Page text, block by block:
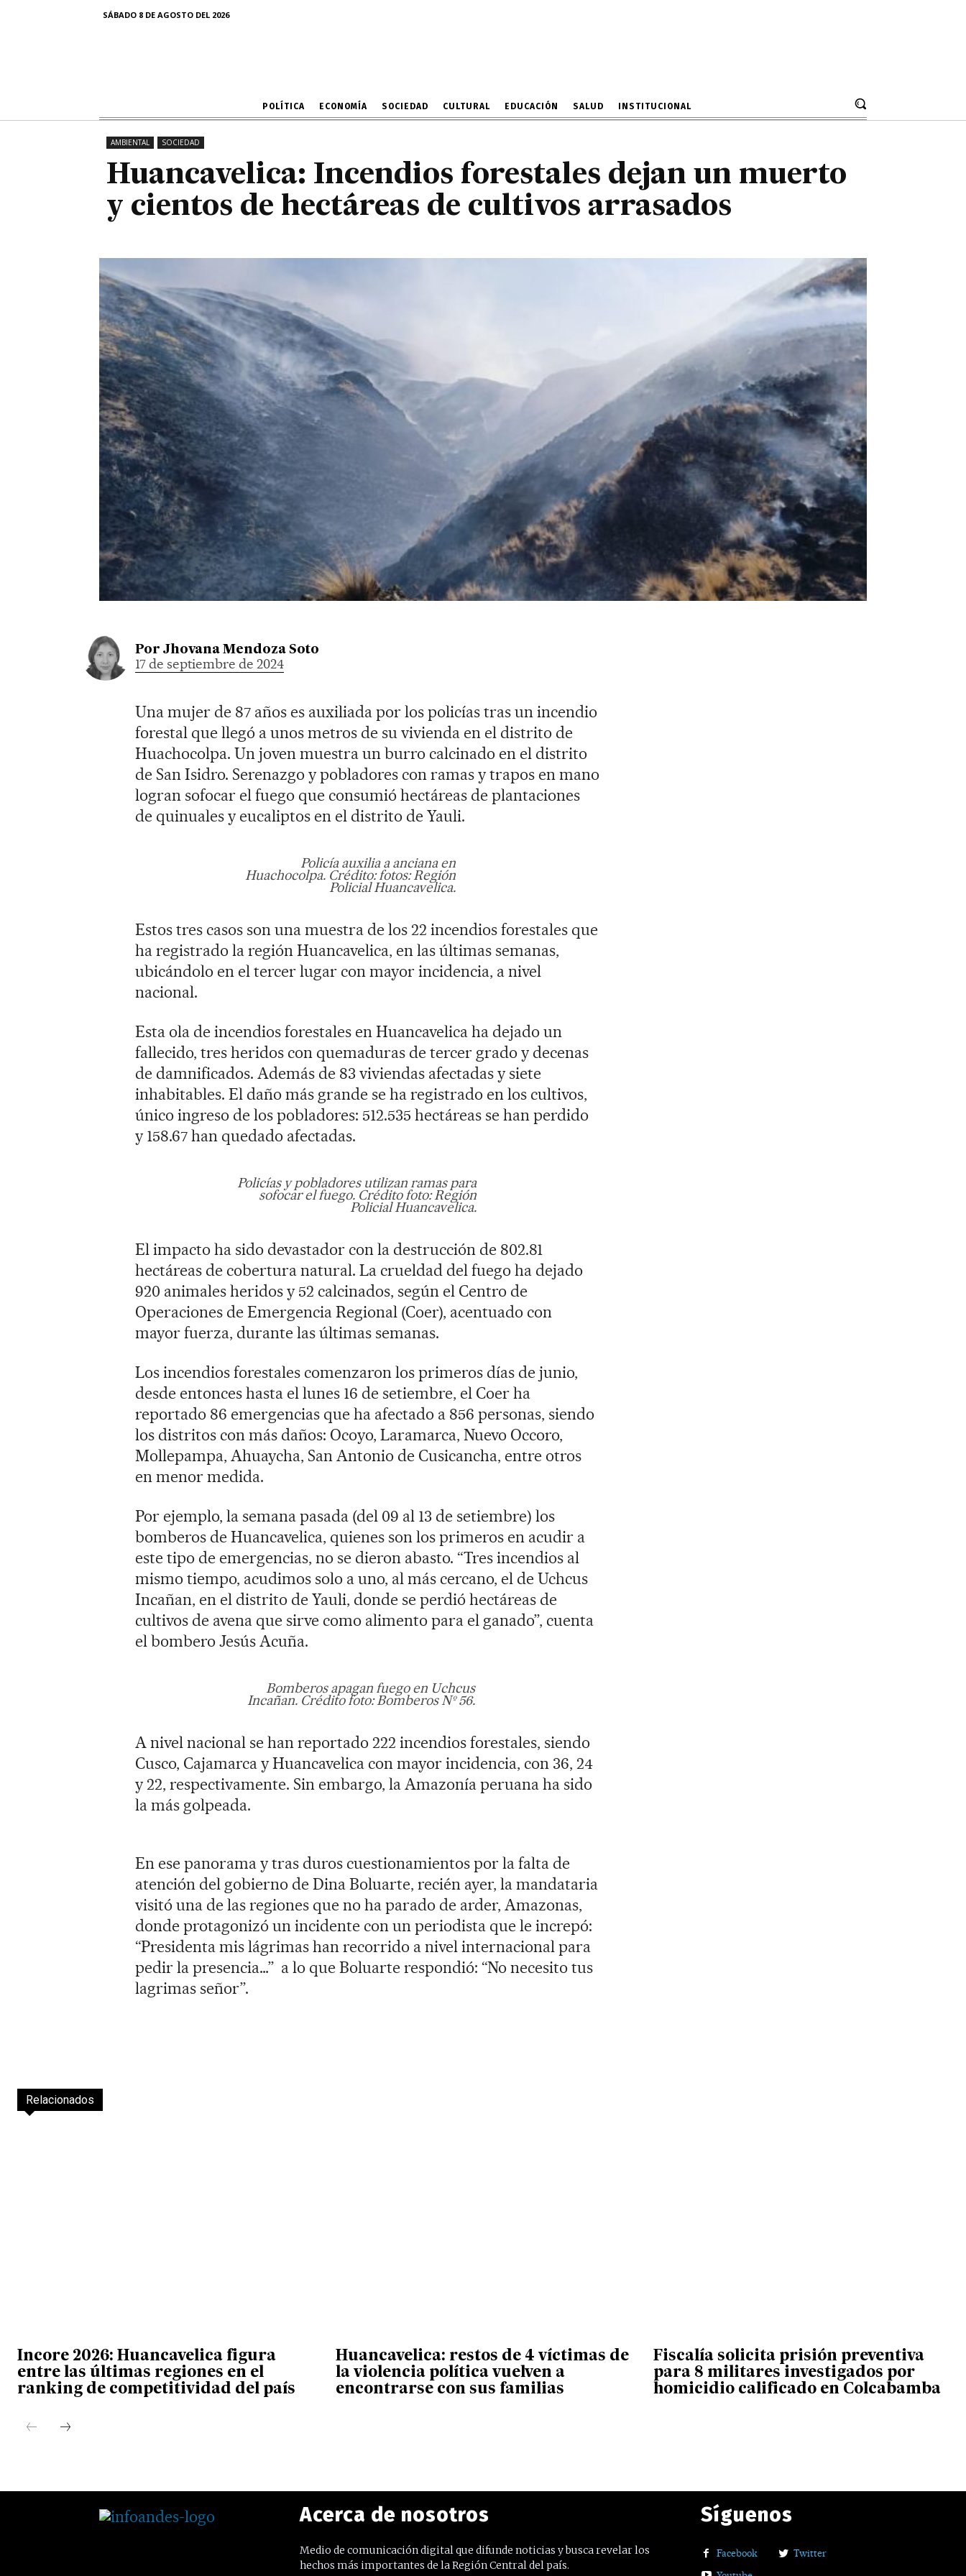
SÁBADO 8 DE AGOSTO DEL 2026
POLÍTICA ECONOMÍA SOCIEDAD CULTURAL EDUCACIÓN SALUD INSTITUCIONAL
Huancavelica: Incendios forestales dejan un muerto
AMBIENTAL SOCIEDAD
Huancavelica: Incendios forestales dejan un muerto
y cientos de hectáreas de cultivos arrasados
Por Jhovana Mendoza Soto
17 de septiembre de 2024
Una mujer de 87 años es auxiliada por los policías tras un incendio
forestal que llegó a unos metros de su vivienda en el distrito de
Huachocolpa. Un joven muestra un burro calcinado en el distrito
de San Isidro. Serenazgo y pobladores con ramas y trapos en mano
logran sofocar el fuego que consumió hectáreas de plantaciones
de quinuales y eucaliptos en el distrito de Yauli.
Policía auxilia a anciana en
Huachocolpa. Crédito: fotos: Región
Policial Huancavelica.
Estos tres casos son una muestra de los 22 incendios forestales que
ha registrado la región Huancavelica, en las últimas semanas,
ubicándolo en el tercer lugar con mayor incidencia, a nivel
nacional.
Esta ola de incendios forestales en Huancavelica ha dejado un
fallecido, tres heridos con quemaduras de tercer grado y decenas
de damnificados. Además de 83 viviendas afectadas y siete
inhabitables. El daño más grande se ha registrado en los cultivos,
único ingreso de los pobladores: 512.535 hectáreas se han perdido
y 158.67 han quedado afectadas.
Policías y pobladores utilizan ramas para
sofocar el fuego. Crédito foto: Región
Policial Huancavelica.
El impacto ha sido devastador con la destrucción de 802.81
hectáreas de cobertura natural. La crueldad del fuego ha dejado
920 animales heridos y 52 calcinados, según el Centro de
Operaciones de Emergencia Regional (Coer), acentuado con
mayor fuerza, durante las últimas semanas.
Los incendios forestales comenzaron los primeros días de junio,
desde entonces hasta el lunes 16 de setiembre, el Coer ha
reportado 86 emergencias que ha afectado a 856 personas, siendo
los distritos con más daños: Ocoyo, Laramarca, Nuevo Occoro,
Mollepampa, Ahuaycha, San Antonio de Cusicancha, entre otros
en menor medida.
Por ejemplo, la semana pasada (del 09 al 13 de setiembre) los
bomberos de Huancavelica, quienes son los primeros en acudir a
este tipo de emergencias, no se dieron abasto. “Tres incendios al
mismo tiempo, acudimos solo a uno, al más cercano, el de Uchcus
Incañan, en el distrito de Yauli, donde se perdió hectáreas de
cultivos de avena que sirve como alimento para el ganado”, cuenta
el bombero Jesús Acuña.
Bomberos apagan fuego en Uchcus
Incañan. Crédito foto: Bomberos Nº 56.
A nivel nacional se han reportado 222 incendios forestales, siendo
Cusco, Cajamarca y Huancavelica con mayor incidencia, con 36, 24
y 22, respectivamente. Sin embargo, la Amazonía peruana ha sido
la más golpeada.
En ese panorama y tras duros cuestionamientos por la falta de
atención del gobierno de Dina Boluarte, recién ayer, la mandataria
visitó una de las regiones que no ha parado de arder, Amazonas,
donde protagonizó un incidente con un periodista que le increpó:
“Presidenta mis lágrimas han recorrido a nivel internacional para
pedir la presencia…” a lo que Boluarte respondió: “No necesito tus
lagrimas señor”.
Relacionados
Incore 2026: Huancavelica figura
entre las últimas regiones en el
ranking de competitividad del país
Huancavelica: restos de 4 víctimas de
la violencia política vuelven a
encontrarse con sus familias
Fiscalía solicita prisión preventiva
para 8 militares investigados por
homicidio calificado en Colcabamba
Acerca de nosotros
Medio de comunicación digital que difunde noticias y busca revelar los
hechos más importantes de la Región Central del país.
Síguenos
Facebook
Twitter